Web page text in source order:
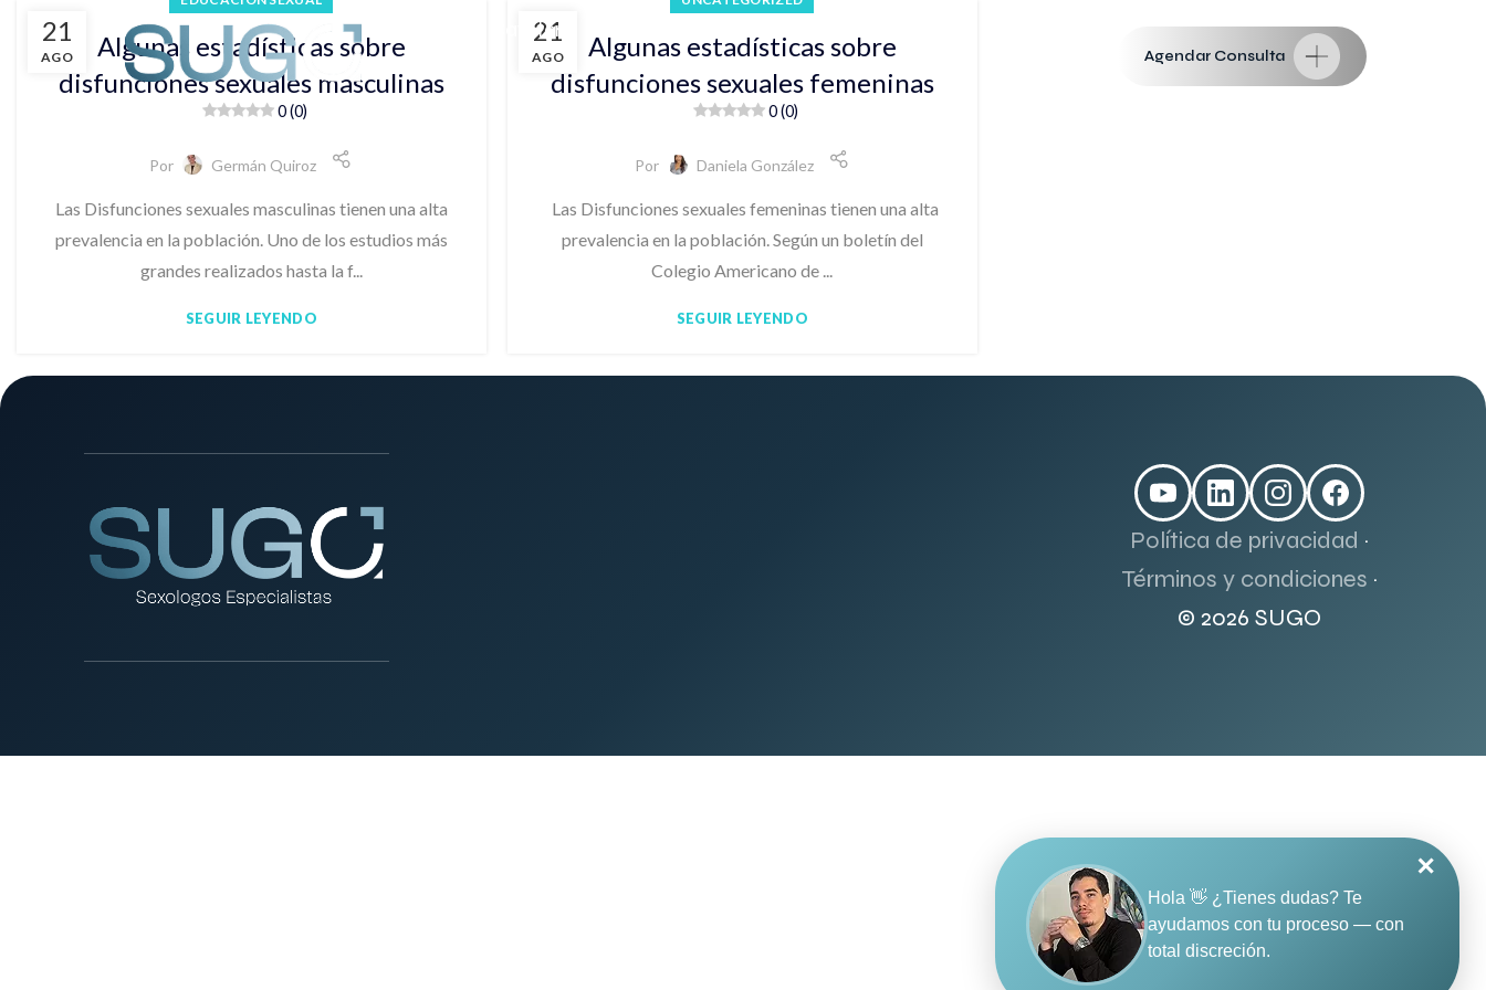
Eje Cafetero
Agendar Consulta
21
AGO
Algunas estadísticas sobre
disfunciones sexuales masculinas
0 (0)
Por Germán Quiroz
Las Disfunciones sexuales masculinas tienen una alta
prevalencia en la población. Uno de los estudios más
grandes realizados hasta la f...
SEGUIR LEYENDO
21
AGO
Algunas estadísticas sobre
disfunciones sexuales femeninas
0 (0)
Por Daniela González
Las Disfunciones sexuales femeninas tienen una alta
prevalencia en la población. Según un boletín del
Colegio Americano de ...
SEGUIR LEYENDO
✕
Hola 👋 ¿Tienes dudas? Te
ayudamos con tu proceso — con
total discreción.
Política de privacidad ·
Términos y condiciones ·
© 2026 SUGO